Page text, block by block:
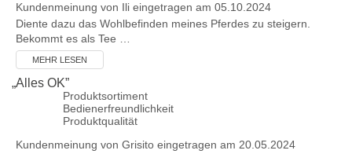
Kundenmeinung von Ili eingetragen am 05.10.2024
Diente dazu das Wohlbefinden meines Pferdes zu steigern.
Bekommt es als Tee …
MEHR LESEN
„Alles OK”
Produktsortiment
Bedienerfreundlichkeit
Produktqualität
Kundenmeinung von Grisito eingetragen am 20.05.2024